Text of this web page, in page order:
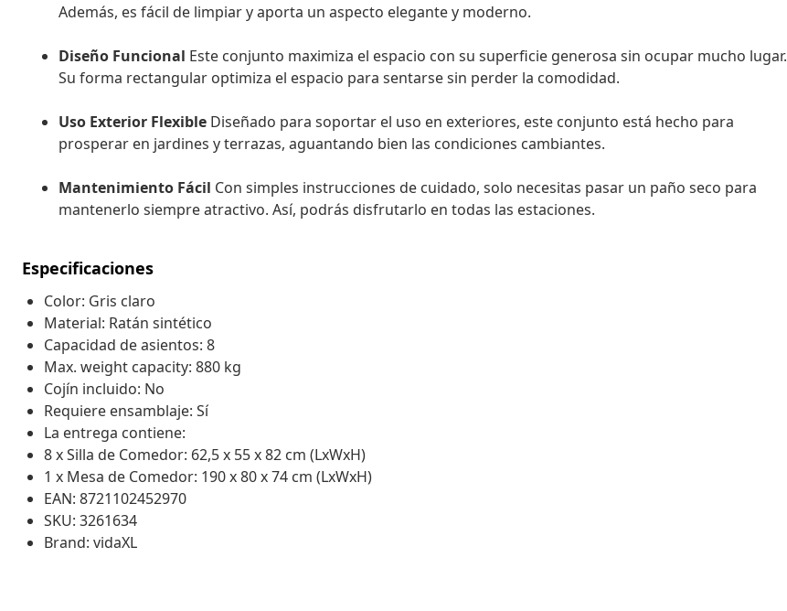
Además, es fácil de limpiar y aporta un aspecto elegante y moderno.
Diseño Funcional Este conjunto maximiza el espacio con su superficie generosa sin ocupar mucho lugar.
Su forma rectangular optimiza el espacio para sentarse sin perder la comodidad.
Uso Exterior Flexible Diseñado para soportar el uso en exteriores, este conjunto está hecho para
prosperar en jardines y terrazas, aguantando bien las condiciones cambiantes.
Mantenimiento Fácil Con simples instrucciones de cuidado, solo necesitas pasar un paño seco para
mantenerlo siempre atractivo. Así, podrás disfrutarlo en todas las estaciones.
Especificaciones
Color: Gris claro
Material: Ratán sintético
Capacidad de asientos: 8
Max. weight capacity: 880 kg
Cojín incluido: No
Requiere ensamblaje: Sí
La entrega contiene:
8 x Silla de Comedor: 62,5 x 55 x 82 cm (LxWxH)
1 x Mesa de Comedor: 190 x 80 x 74 cm (LxWxH)
EAN: 8721102452970
SKU: 3261634
Brand: vidaXL